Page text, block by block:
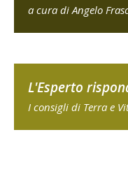
a cura di Angelo
L'Esperto
I consigli di Terra e